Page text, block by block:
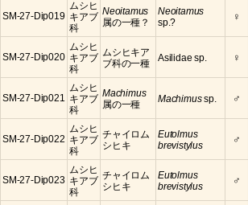
SM-27-Dip019
ムシヒ
キアブ
科
Neoitamus
属の一種？
Neoitamus
sp.?
♀
SM-27-Dip020
ムシヒ
キアブ
科
ムシヒキア
ブ科の一種
Asilidae sp. ♀
SM-27-Dip021
ムシヒ
キアブ
科
Machimus
属の一種
Machimussp. ♂
SM-27-Dip022
ムシヒ
キアブ
科
チャイロム
シヒキ
Eutolmus
brevistylus
♂
SM-27-Dip023
ムシヒ
キアブ
科
チャイロム
シヒキ
Eutolmus
brevistylus
♂